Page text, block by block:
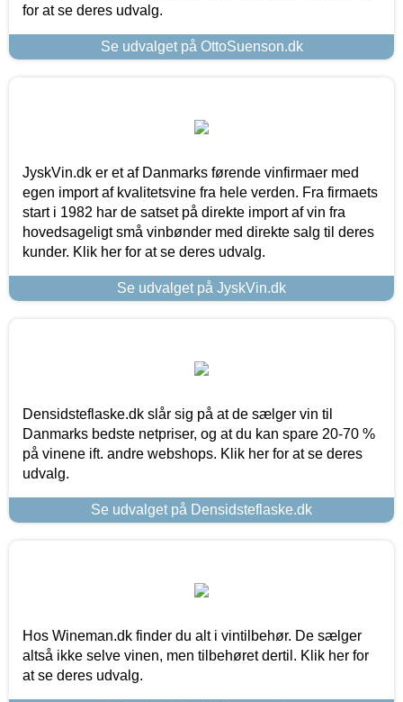
for at se deres udvalg.
Se udvalget på OttoSuenson.dk
JyskVin.dk er et af Danmarks førende vinfirmaer med
egen import af kvalitetsvine fra hele verden. Fra firmaets
start i 1982 har de satset på direkte import af vin fra
hovedsageligt små vinbønder med direkte salg til deres
kunder. Klik her for at se deres udvalg.
Se udvalget på JyskVin.dk
Densidsteflaske.dk slår sig på at de sælger vin til
Danmarks bedste netpriser, og at du kan spare 20-70 %
på vinene ift. andre webshops. Klik her for at se deres
udvalg.
Se udvalget på Densidsteflaske.dk
Hos Wineman.dk finder du alt i vintilbehør. De sælger
altså ikke selve vinen, men tilbehøret dertil. Klik her for
at se deres udvalg.